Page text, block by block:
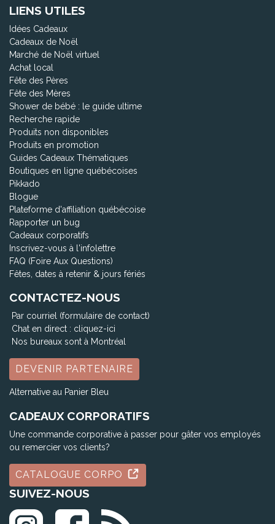
LIENS UTILES
Idées Cadeaux
Cadeaux de Noël
Marché de Noël virtuel
Achat local
Fête des Pères
Fête des Mères
Shower de bébé : le guide ultime
Recherche rapide
Produits non disponibles
Produits en promotion
Guides Cadeaux Thématiques
Boutiques en ligne québécoises
Pikkado
Blogue
Plateforme d'affiliation québécoise
Rapporter un bug
Cadeaux corporatifs
Inscrivez-vous à l'infolettre
FAQ (Foire Aux Questions)
Fêtes, dates à retenir & jours fériés
CONTACTEZ-NOUS
Par courriel (formulaire de contact)
Chat en direct : cliquez-ici
Nos bureaux sont à Montréal
DEVENIR PARTENAIRE
Alternative au Panier Bleu
CADEAUX CORPORATIFS
Une commande corporative à passer pour gâter vos employés
ou remercier vos clients?
CATALOGUE CORPO
SUIVEZ-NOUS